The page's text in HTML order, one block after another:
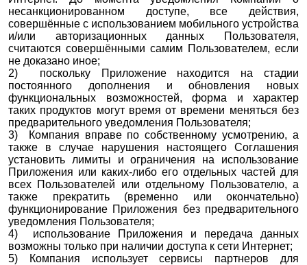
несанкционированном доступе, все действия,
совершённые с использованием мобильного устройства
и/или авторизационных данных Пользователя,
считаются совершёнными самим Пользователем, если
не доказано иное;
2) поскольку Приложение находится на стадии
постоянного дополнения и обновления новых
функциональных возможностей, форма и характер
таких продуктов могут время от времени меняться без
предварительного уведомления Пользователя;
3) Компания вправе по собственному усмотрению, а
также в случае нарушения настоящего Соглашения
установить лимиты и ограничения на использование
Приложения или каких-либо его отдельных частей для
всех Пользователей или отдельному Пользователю, а
также прекратить (временно или окончательно)
функционирование Приложения без предварительного
уведомления Пользователя;
4) использование Приложения и передача данных
возможны только при наличии доступа к сети Интернет;
5) Компания использует сервисы партнеров для